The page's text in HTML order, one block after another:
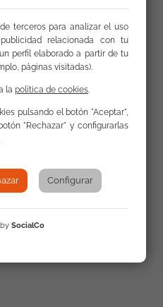
Montoya
terceros para analizar el uso
relacionada con tu
perfil elaborado a partir de tu
páginas visitadas).
la política de cookies
pulsando el botón "Aceptar",
"Rechazar" y configurarlas
Configurar
SocialCo